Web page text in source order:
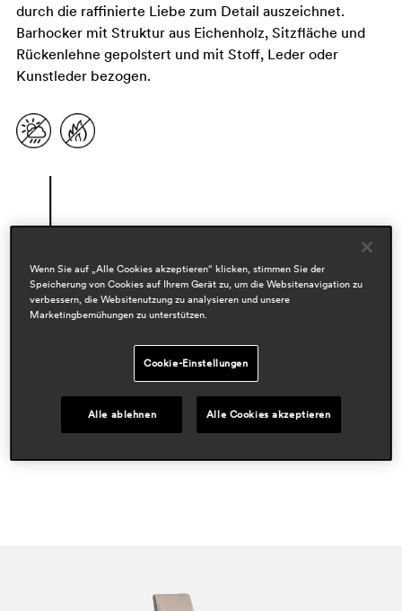
durch die raffinierte Liebe zum Detail auszeichnet.
Barhocker mit Struktur aus Eichenholz, Sitzfläche und
Rückenlehne gepolstert und mit Stoff, Leder oder
Kunstleder bezogen.
Designers
hospitality
residential
Wenn Sie auf „Alle Cookies akzeptieren“ klicken, stimmen Sie der
Speicherung von Cookies auf Ihrem Gerät zu, um die Websitenavigation zu
verbessern, die Websitenutzung zu analysieren und unsere
Marketingbemühungen zu unterstützen.
Cookie-Einstellungen
Alle ablehnen Alle Cookies akzeptieren